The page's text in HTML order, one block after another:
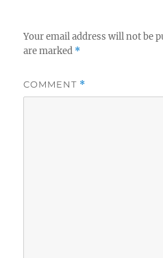
Your email address will not be
are marked *
COMMENT *